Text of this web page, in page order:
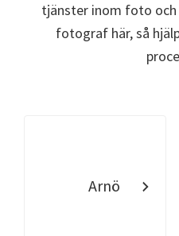
tjänster inom foto
fotograf här, så
Arnö